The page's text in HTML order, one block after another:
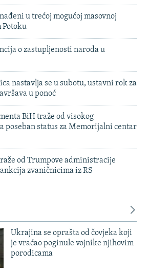
u trećoj mogućoj masovnoj
Potoku
o zastupljenosti naroda u
nastavlja se u subotu, ustavni rok za
u ponoć
BiH traže od visokog
poseban status za Memorijalni centar
od Trumpove administracije
zvaničnicima iz RS
Ukrajina se oprašta od čovjeka koji
je vraćao poginule vojnike njihovim
porodicama